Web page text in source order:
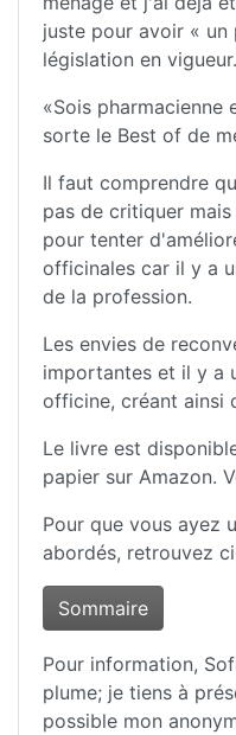
juste pour avoir «
législation en
«Sois
sorte le Best of de
Il faut comprendre
pas de critiquer
pour tenter
officinales car il y a
de la profession.
Les envies de
importantes et il y a
officine, créant ainsi
Le livre est
papier sur Amazon.
Pour que vous ayez
abordés, retrouvez
Sommaire
Pour information,
plume; je tiens à
possible mon